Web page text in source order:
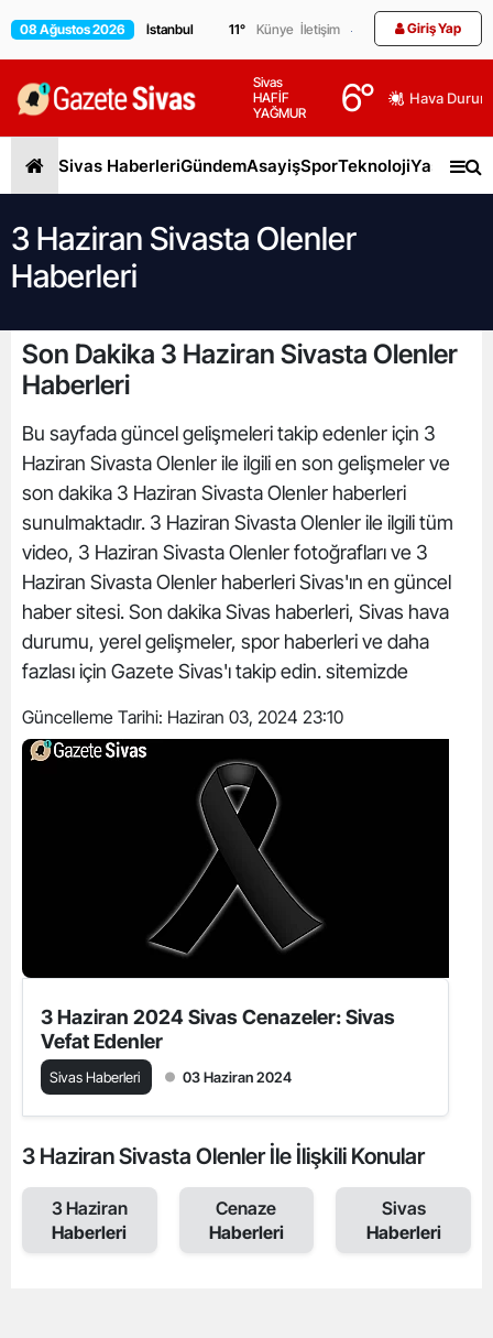
08 Ağustos 2026 11° Künye İletişim Giriş Yap
Sivas
HAFİF
YAĞMUR
6° Hava
Sivas HaberleriGündemAsayişSporTeknolojiYaşam
3 Haziran Sivasta Olenler
Haberleri
Son Dakika 3 Haziran Sivasta Olenler
Haberleri
Bu sayfada güncel gelişmeleri takip edenler için 3
Haziran Sivasta Olenler ile ilgili en son gelişmeler ve
son dakika 3 Haziran Sivasta Olenler haberleri
sunulmaktadır. 3 Haziran Sivasta Olenler ile ilgili tüm
video, 3 Haziran Sivasta Olenler fotoğrafları ve 3
Haziran Sivasta Olenler haberleri Sivas'ın en güncel
haber sitesi. Son dakika Sivas haberleri, Sivas hava
durumu, yerel gelişmeler, spor haberleri ve daha
fazlası için Gazete Sivas'ı takip edin. sitemizde
Güncelleme Tarihi: Haziran 03, 2024 23:10
3 Haziran 2024 Sivas Cenazeler: Sivas
Vefat Edenler
Sivas Haberleri 03 Haziran 2024
3 Haziran Sivasta Olenler İle İlişkili Konular
3 Haziran
Haberleri
Cenaze
Haberleri
Sivas
Haberleri